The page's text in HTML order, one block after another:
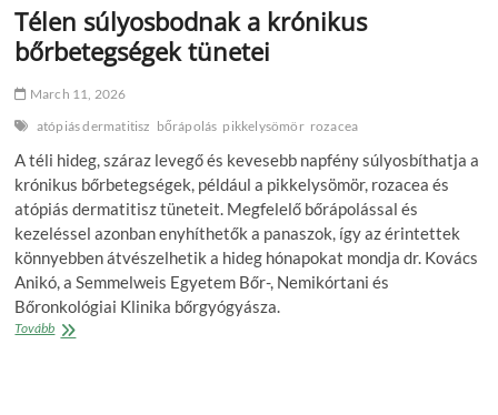
Télen súlyosbodnak a krónikus
bőrbetegségek tünetei
March 11, 2026
atópiás dermatitisz bőrápolás pikkelysömör rozacea
A téli hideg, száraz levegő és kevesebb napfény súlyosbíthatja a
krónikus bőrbetegségek, például a pikkelysömör, rozacea és
atópiás dermatitisz tüneteit. Megfelelő bőrápolással és
kezeléssel azonban enyhíthetők a panaszok, így az érintettek
könnyebben átvészelhetik a hideg hónapokat mondja dr. Kovács
Anikó, a Semmelweis Egyetem Bőr-, Nemikórtani és
Bőronkológiai Klinika bőrgyógyásza.
TovábbTélen